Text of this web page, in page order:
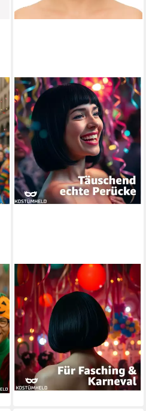
TK GRUPPE
Kostüm-Perücke Bob Wig
Kurzhaarperücke Retro – für
Fasching & Karneval
4,99 € UVP9,99 €
-50%
lieferbar - in 3-4 Werktagen bei dir